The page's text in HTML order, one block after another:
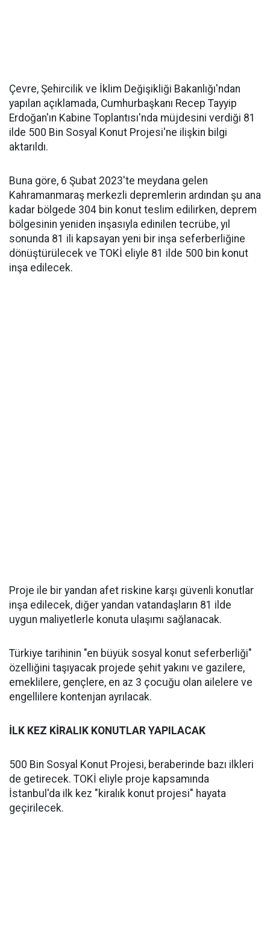
Çevre, Şehircilik ve İklim Değişikliği Bakanlığı'ndan
yapılan açıklamada, Cumhurbaşkanı Recep Tayyip
Erdoğan'ın Kabine Toplantısı'nda müjdesini verdiği 81
ilde 500 Bin Sosyal Konut Projesi'ne ilişkin bilgi
aktarıldı.
Buna göre, 6 Şubat 2023'te meydana gelen
Kahramanmaraş merkezli depremlerin ardından şu ana
kadar bölgede 304 bin konut teslim edilirken, deprem
bölgesinin yeniden inşasıyla edinilen tecrübe, yıl
sonunda 81 ili kapsayan yeni bir inşa seferberliğine
dönüştürülecek ve TOKİ eliyle 81 ilde 500 bin konut
inşa edilecek.
Proje ile bir yandan afet riskine karşı güvenli konutlar
inşa edilecek, diğer yandan vatandaşların 81 ilde
uygun maliyetlerle konuta ulaşımı sağlanacak.
Türkiye tarihinin "en büyük sosyal konut seferberliği"
özelliğini taşıyacak projede şehit yakını ve gazilere,
emeklilere, gençlere, en az 3 çocuğu olan ailelere ve
engellilere kontenjan ayrılacak.
İLK KEZ KİRALIK KONUTLAR YAPILACAK
500 Bin Sosyal Konut Projesi, beraberinde bazı ilkleri
de getirecek. TOKİ eliyle proje kapsamında
İstanbul'da ilk kez "kiralık konut projesi" hayata
geçirilecek.